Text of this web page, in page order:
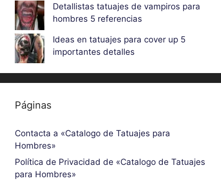
Detallistas tatuajes de vampiros para
hombres 5 referencias
Ideas en tatuajes para cover up 5
importantes detalles
Páginas
Contacta a «Catalogo de Tatuajes para
Hombres»
Política de Privacidad de «Catalogo de Tatuajes
para Hombres»